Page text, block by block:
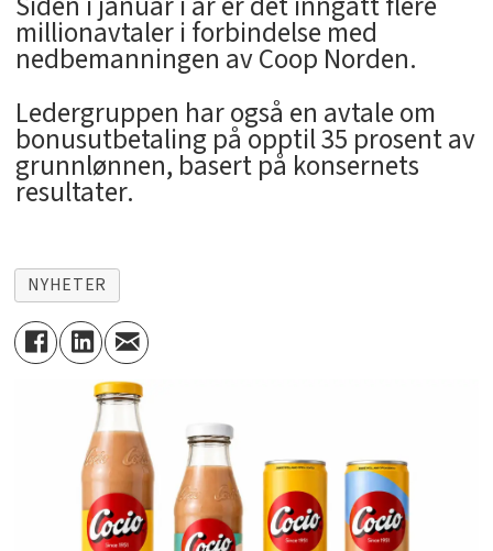
millionavtaler i forbindelse med
nedbemanningen av Coop Norden.
Ledergruppen har også en avtale om
bonusutbetaling på opptil 35 prosent av
grunnlønnen, basert på konsernets
resultater.
NYHETER